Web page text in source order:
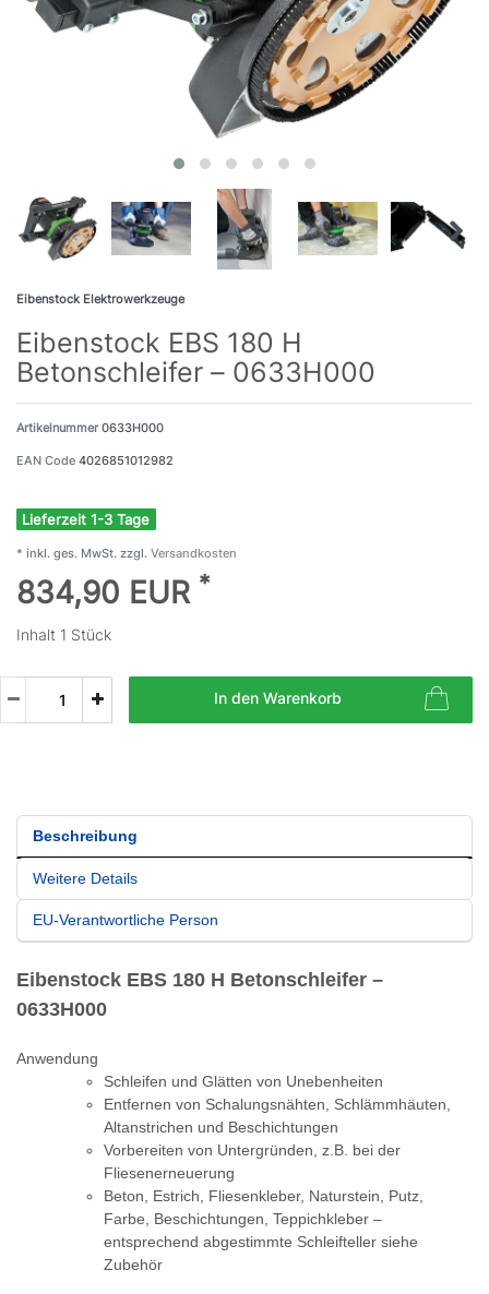
Eibenstock Elektrowerkzeuge
Eibenstock EBS 180 H
Betonschleifer – 0633H000
Artikelnummer0633H000
EAN Code 4026851012982
Lieferzeit 1-3 Tage
* inkl. ges. MwSt. zzgl. Versandkosten
834,90 EUR *
Inhalt 1 Stück
In den Warenkorb
Beschreibung
Weitere Details
EU-Verantwortliche Person
Eibenstock EBS 180 H Betonschleifer –
0633H000
Anwendung
Schleifen und Glätten von Unebenheiten
Entfernen von Schalungsnähten, Schlämmhäuten,
Altanstrichen und Beschichtungen
Vorbereiten von Untergründen, z.B. bei der
Fliesenerneuerung
Beton, Estrich, Fliesenkleber, Naturstein, Putz,
Farbe, Beschichtungen, Teppichkleber –
entsprechend abgestimmte Schleifteller siehe
Zubehör